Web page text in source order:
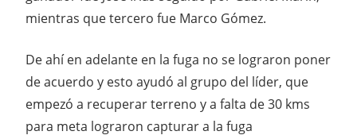
mientras que tercero fue Marco Gómez.
De ahí en adelante en la fuga no se lograron poner
de acuerdo y esto ayudó al grupo del líder, que
empezó a recuperar terreno y a falta de 30 kms
para meta lograron capturar a la fuga